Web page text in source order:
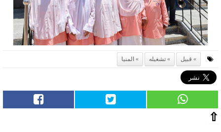
قبيل تشغيله المنيا
⇧